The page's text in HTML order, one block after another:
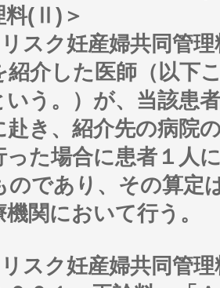
料(Ⅱ)＞
スク妊産婦共同管
紹介した医師（以下
いう。）が、当該患
赴き、紹介先の病院
った場合に患者１人
のであり、その算定
関において行う。
スク妊産婦共同管